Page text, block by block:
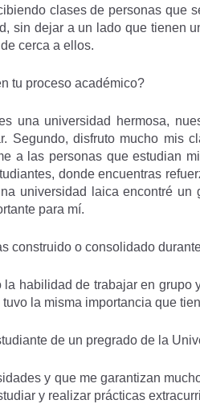
clases de personas que
sin dejar a un lado que tienen
cerca a ellos.
tu proceso académico?
una universidad hermosa,
Segundo, disfruto mucho mis
a las personas que estudian
donde encuentras
universidad laica encontré un
para mí.
construido o consolidado
habilidad de trabajar en grupo
la misma importancia que
de un pregrado de la
y que me garantizan
y realizar prácticas